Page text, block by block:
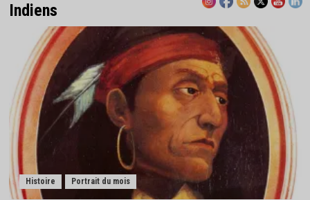
Indiens
Histoire Portrait du mois